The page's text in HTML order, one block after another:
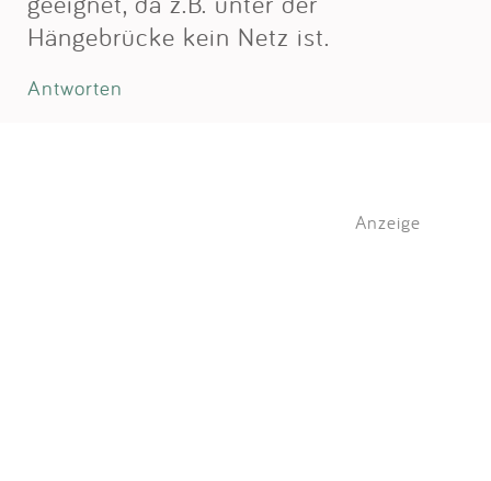
Hängebrücke kein Netz ist.
Antworten
Anzeige